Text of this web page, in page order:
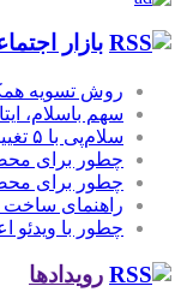
بازار
روش تسویه
سهم باسلام،
سلام‌پی با ۵ تغییر بزرگ در سال جدید
چطور برای
چطور برای
راهنمای ساخت
چطور با ویدئو
رویدادها